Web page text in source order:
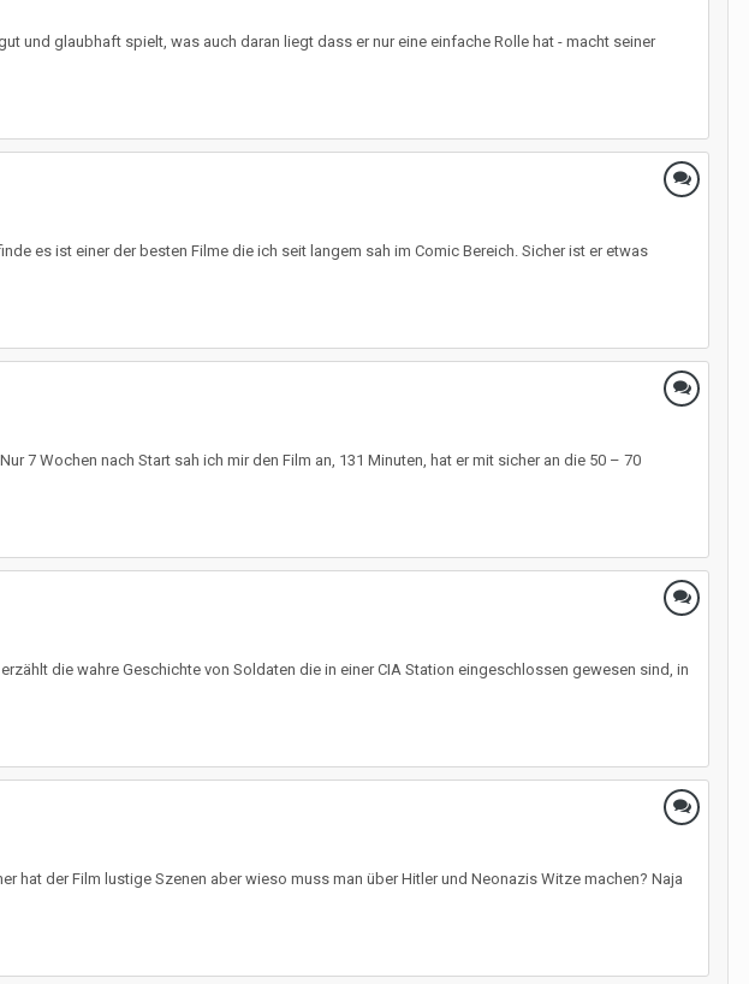
und glaubhaft spielt, was auch daran liegt dass er nur eine einfache Rolle hat - macht seiner
es ist einer der besten Filme die ich seit langem sah im Comic Bereich. Sicher ist er etwas
7 Wochen nach Start sah ich mir den Film an, 131 Minuten, hat er mit sicher an die 50 – 70
die wahre Geschichte von Soldaten die in einer CIA Station eingeschlossen gewesen sind, in
der Film lustige Szenen aber wieso muss man über Hitler und Neonazis Witze machen? Naja